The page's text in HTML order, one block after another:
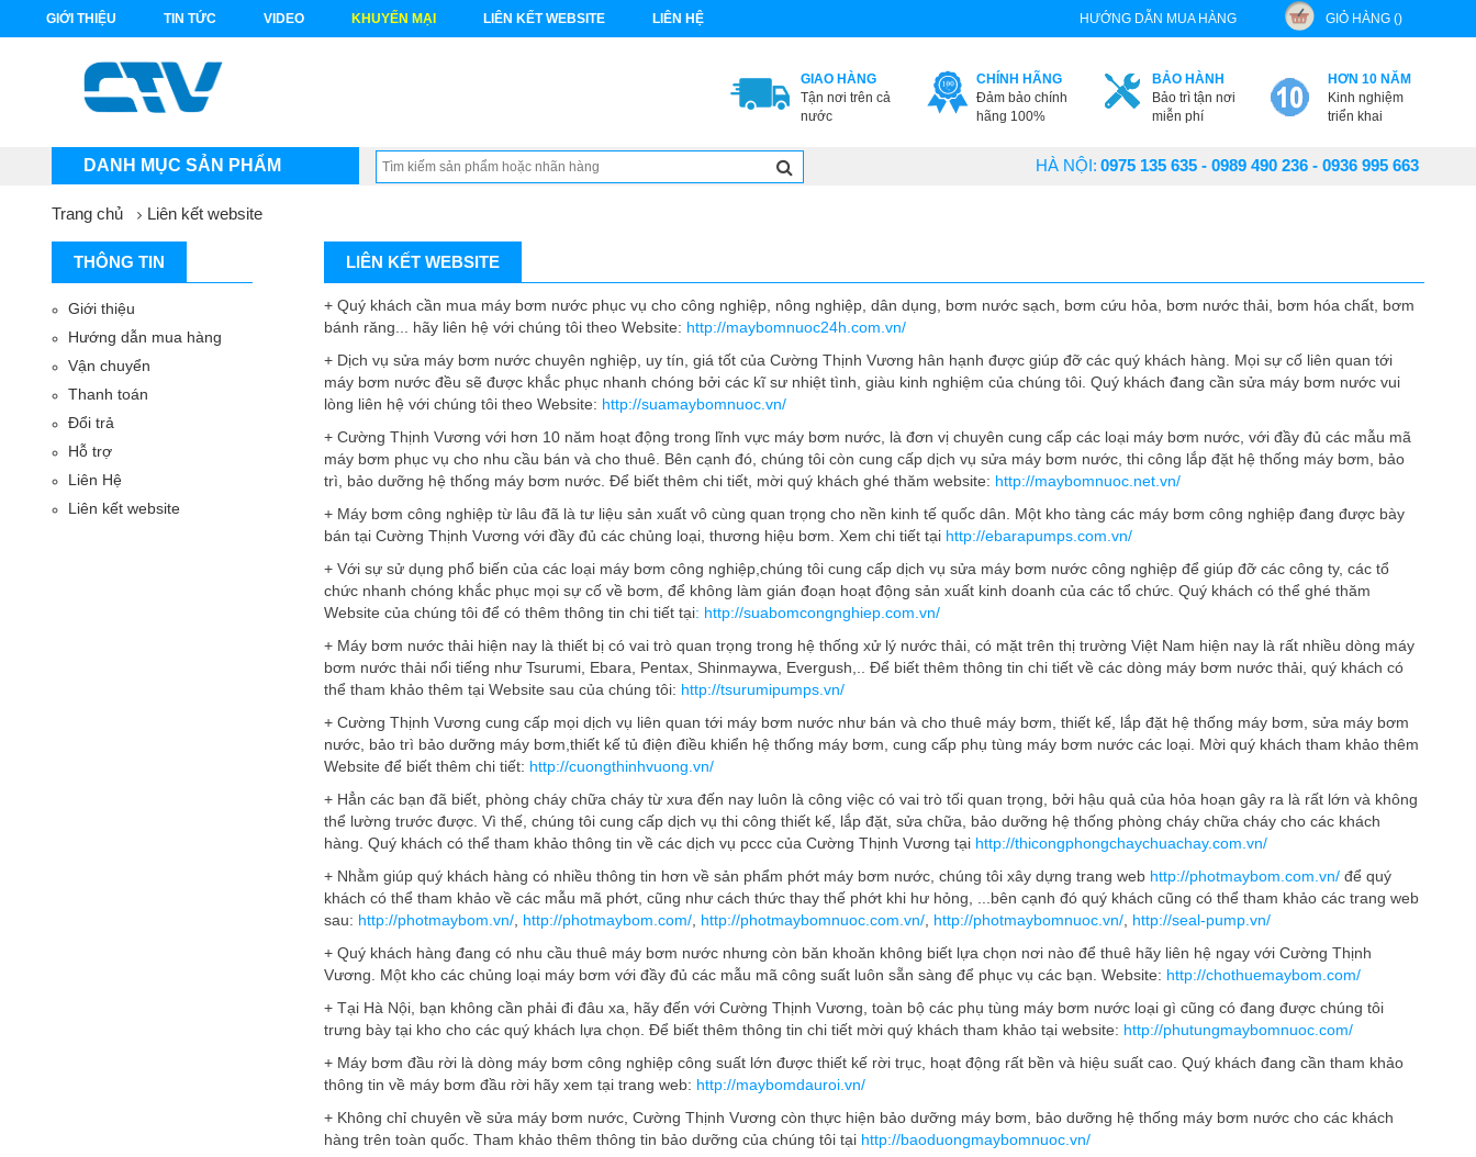
GIỚI THIỆU TIN TỨC VIDEO KHUYẾN MẠI LIÊN KẾT WEBSITE LIÊN HỆ HƯỚNG DẪN MUA HÀNG GIỎ HÀNG ()
GIAO HÀNG
Tận nơi trên cả
nước
CHÍNH HÃNG
Đảm bảo chính
hãng 100%
BẢO HÀNH
Bảo trì tận nơi
miễn phí
HƠN 10 NĂM
Kinh nghiệm
triển khai
DANH MỤC SẢN PHẨM HÀ NỘI: 0975 135 635 - 0989 490 236 - 0936 995 663
Trang chủ Liên kết website
THÔNG TIN
Giới thiệu
Hướng dẫn mua hàng
Vận chuyển
Thanh toán
Đổi trả
Hỗ trợ
Liên Hệ
Liên kết website
LIÊN KẾT WEBSITE
+ Quý khách cần mua máy bơm nước phục vụ cho công nghiệp, nông nghiệp, dân dụng, bơm nước sạch, bơm cứu hỏa, bơm nước thải, bơm hóa chất, bơm
bánh răng... hãy liên hệ với chúng tôi theo Website: http://maybomnuoc24h.com.vn/
+ Dịch vụ sửa máy bơm nước chuyên nghiệp, uy tín, giá tốt của Cường Thịnh Vương hân hạnh được giúp đỡ các quý khách hàng. Mọi sự cố liên quan tới
máy bơm nước đều sẽ được khắc phục nhanh chóng bởi các kĩ sư nhiệt tình, giàu kinh nghiệm của chúng tôi. Quý khách đang cần sửa máy bơm nước vui
lòng liên hệ với chúng tôi theo Website: http://suamaybomnuoc.vn/
+ Cường Thịnh Vương với hơn 10 năm hoạt động trong lĩnh vực máy bơm nước, là đơn vị chuyên cung cấp các loại máy bơm nước, với đầy đủ các mẫu mã
máy bơm phục vụ cho nhu cầu bán và cho thuê. Bên cạnh đó, chúng tôi còn cung cấp dịch vụ sửa máy bơm nước, thi công lắp đặt hệ thống máy bơm, bảo
trì, bảo dưỡng hệ thống máy bơm nước. Để biết thêm chi tiết, mời quý khách ghé thăm website: http://maybomnuoc.net.vn/
+ Máy bơm công nghiệp từ lâu đã là tư liệu sản xuất vô cùng quan trọng cho nền kinh tế quốc dân. Một kho tàng các máy bơm công nghiệp đang được bày
bán tại Cường Thịnh Vương với đầy đủ các chủng loại, thương hiệu bơm. Xem chi tiết tại http://ebarapumps.com.vn/
+ Với sự sử dụng phổ biến của các loại máy bơm công nghiệp,chúng tôi cung cấp dịch vụ sửa máy bơm nước công nghiệp để giúp đỡ các công ty, các tổ
chức nhanh chóng khắc phục mọi sự cố về bơm, để không làm gián đoạn hoạt động sản xuất kinh doanh của các tổ chức. Quý khách có thể ghé thăm
Website của chúng tôi để có thêm thông tin chi tiết tại: http://suabomcongnghiep.com.vn/
+ Máy bơm nước thải hiện nay là thiết bị có vai trò quan trọng trong hệ thống xử lý nước thải, có mặt trên thị trường Việt Nam hiện nay là rất nhiều dòng máy
bơm nước thải nổi tiếng như Tsurumi, Ebara, Pentax, Shinmaywa, Evergush,.. Để biết thêm thông tin chi tiết về các dòng máy bơm nước thải, quý khách có
thể tham khảo thêm tại Website sau của chúng tôi: http://tsurumipumps.vn/
+ Cường Thịnh Vương cung cấp mọi dịch vụ liên quan tới máy bơm nước như bán và cho thuê máy bơm, thiết kế, lắp đặt hệ thống máy bơm, sửa máy bơm
nước, bảo trì bảo dưỡng máy bơm,thiết kế tủ điện điều khiển hệ thống máy bơm, cung cấp phụ tùng máy bơm nước các loại. Mời quý khách tham khảo thêm
Website để biết thêm chi tiết: http://cuongthinhvuong.vn/
+ Hẳn các bạn đã biết, phòng cháy chữa cháy từ xưa đến nay luôn là công việc có vai trò tối quan trọng, bởi hậu quả của hỏa hoạn gây ra là rất lớn và không
thể lường trước được. Vì thế, chúng tôi cung cấp dịch vụ thi công thiết kế, lắp đặt, sửa chữa, bảo dưỡng hệ thống phòng cháy chữa cháy cho các khách
hàng. Quý khách có thể tham khảo thông tin về các dịch vụ pccc của Cường Thịnh Vương tại http://thicongphongchaychuachay.com.vn/
+ Nhằm giúp quý khách hàng có nhiều thông tin hơn về sản phẩm phớt máy bơm nước, chúng tôi xây dựng trang web http://photmaybom.com.vn/ để quý
khách có thể tham khảo về các mẫu mã phớt, cũng như cách thức thay thế phớt khi hư hỏng, ...bên cạnh đó quý khách cũng có thể tham khảo các trang web
sau: http://photmaybom.vn/ http://photmaybom.com/ http://photmaybomnuoc.com.vn/ http://photmaybomnuoc.vn/ http://seal-pump.vn/
+ Quý khách hàng đang có nhu cầu thuê máy bơm nước nhưng còn băn khoăn không biết lựa chọn nơi nào để thuê hãy liên hệ ngay với Cường Thịnh
Vương. Một kho các chủng loại máy bơm với đầy đủ các mẫu mã công suất luôn sẵn sàng để phục vụ các bạn. Website: http://chothuemaybom.com/
+ Tại Hà Nội, bạn không cần phải đi đâu xa, hãy đến với Cường Thịnh Vương, toàn bộ các phụ tùng máy bơm nước loại gì cũng có đang được chúng tôi
trưng bày tại kho cho các quý khách lựa chọn. Để biết thêm thông tin chi tiết mời quý khách tham khảo tại website: http://phutungmaybomnuoc.com/
+ Máy bơm đầu rời là dòng máy bơm công nghiệp công suất lớn được thiết kế rời trục, hoạt động rất bền và hiệu suất cao. Quý khách đang cần tham khảo
thông tin về máy bơm đầu rời hãy xem tại trang web: http://maybomdauroi.vn/
+ Không chỉ chuyên về sửa máy bơm nước, Cường Thịnh Vương còn thực hiện bảo dưỡng máy bơm, bảo dưỡng hệ thống máy bơm nước cho các khách
hàng trên toàn quốc. Tham khảo thêm thông tin bảo dưỡng của chúng tôi tại http://baoduongmaybomnuoc.vn/